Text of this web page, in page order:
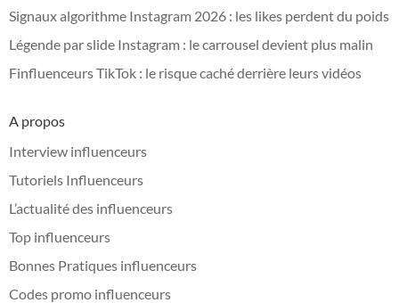
Signaux algorithme Instagram 2026 : les likes perdent du poids
Légende par slide Instagram : le carrousel devient plus malin
Finfluenceurs TikTok : le risque caché derrière leurs vidéos
A propos
Interview influenceurs
Tutoriels Influenceurs
L’actualité des influenceurs
Top influenceurs
Bonnes Pratiques influenceurs
Codes promo influenceurs